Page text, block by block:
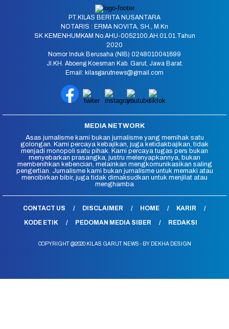
PT.KILAS BERITA NUSANTARA
NOTARIS : ERMA NOVITA, SH., M.Kn
SK KEMENHUMKAM No.AHU-0052100.AH.01.01.Tahun
2020
Nomor Induk Berusaha (NIB) 0248010041699
Jl.KH. Aboeng Koesman Kab. Garut, Jawa Barat.
Email: kilasgarutnews@gmail.com
MEDIA NETWORK
Asas jurnalisme kami bukan jurnalisme yang memihak satu
golongan. Kami percaya kebajikan, juga ketidakbajikan, tidak
menjadi monopoli satu pihak. Kami percaya tugas pers bukan
menyebarkan prasangka, justru melenyapkannya, bukan
membenihkan kebencian, melainkan mengkomunikasikan saling
pengertian. Jurnalisme kami bukan jurnalisme untuk memaki atau
mencibirkan bibir, juga tidak dimaksudkan untuk menjilat atau
menghamba
CONTACT US DISCLAIMER HOME
KARIR
KODE ETIK
PEDOMAN MEDIA SIBER REDAKSI
COPYRIGHT @2020 KILAS GARUT NEWS - BY DEKHA DESIGN